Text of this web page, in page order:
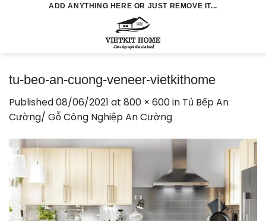
ADD ANYTHING HERE OR JUST REMOVE IT...
tu-beo-an-cuong-veneer-vietkithome
Published08/06/2021 at 800 × 600in Tủ Bếp An
Cường/ Gỗ Công Nghiệp An Cường